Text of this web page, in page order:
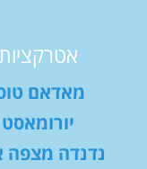
אטרקציות
מאדאם
יורומאסט
נדנדה מצפה